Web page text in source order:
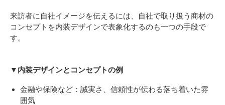
来訪者に自社イメージを伝えるには、自社で取り扱う商材の
コンセプトを内装デザインで表象化するのも一つの手段で
す。
▼内装デザインとコンセプトの例
金融や保険など：誠実さ、信頼性が伝わる落ち着いた雰
囲気